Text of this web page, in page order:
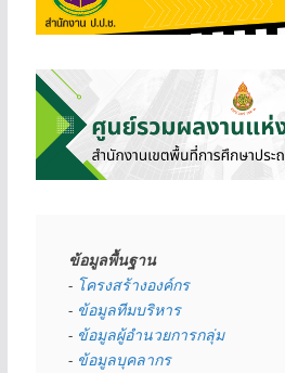
ข้อมูลพื้นฐาน
- โครงสร้างองค์กร
- ข้อมูลทีมบริหาร
- ข้อมูลผู้อำนวยการกลุ่ม
- ข้อมูลบุคลากร